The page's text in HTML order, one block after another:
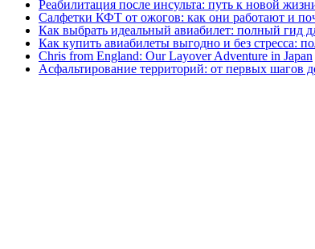
Реабилитация после инсульта: путь к новой
Салфетки КФТ от ожогов: как они работают и
Как выбрать идеальный авиабилет: полный гид
Как купить авиабилеты выгодно и без стресса:
Chris from England: Our Layover Adventure in Japan
Асфальтирование территорий: от первых шагов